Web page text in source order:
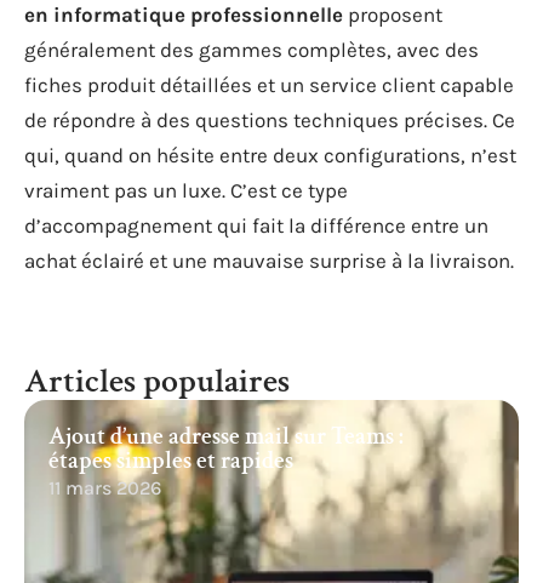
en informatique professionnelle proposent
généralement des gammes complètes, avec des
fiches produit détaillées et un service client capable
de répondre à des questions techniques précises. Ce
qui, quand on hésite entre deux configurations, n’est
vraiment pas un luxe. C’est ce type
d’accompagnement qui fait la différence entre un
achat éclairé et une mauvaise surprise à la livraison.
Articles populaires
Ajout d’une adresse mail sur Teams :
étapes simples et rapides
11 mars 2026